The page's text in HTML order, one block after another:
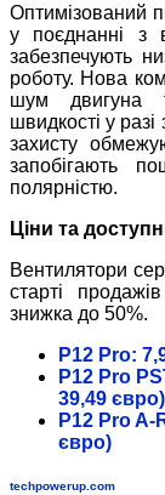
Оптимізований
у поєднанні з
забезпечують
роботу. Нова
шум двигуна
швидкості у
захисту
запобігають
полярністю.
Ціни та
Вентилятори
старті
знижка до 50%.
P12 Pro:
P12 Pro
39,49 євро)
P12 Pro A-
євро)
techpowerup.com